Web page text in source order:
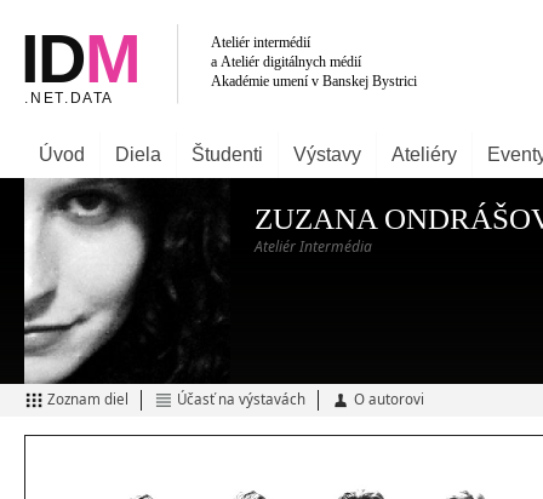
Úvod Diela Študenti Výstavy Ateliéry
ZUZANA
Ateliér Intermédia
Zoznam diel Účasť na výstavách O autorovi